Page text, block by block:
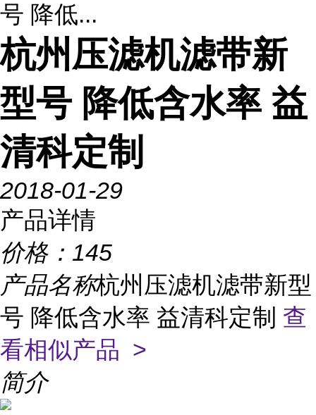
号 降低...
杭州压滤机滤带新
型号 降低含水率 益
清科定制
2018-01-29
产品详情
价格： 145
产品名称杭州压滤机滤带新型
号 降低含水率 益清科定制 查
看相似产品 >
简介